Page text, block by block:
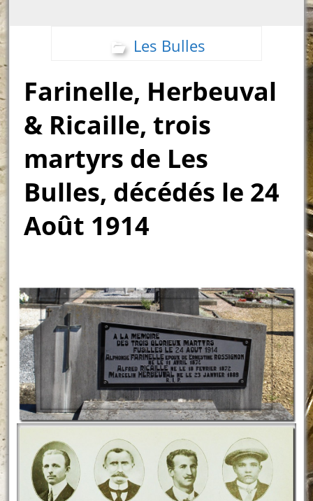
Les Bulles
Farinelle, Herbeuval
& Ricaille, trois
martyrs de Les
Bulles, décédés le 24
Août 1914